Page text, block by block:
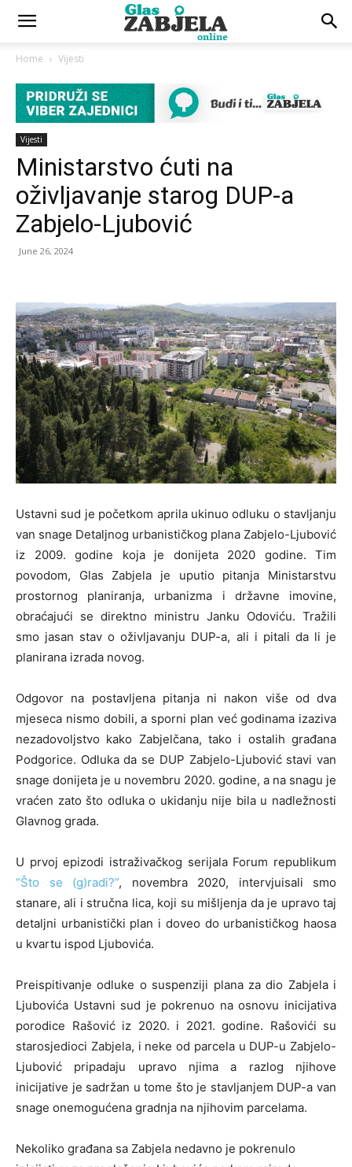
Home Vijesti
Vijesti
Ministarstvo ćuti na
oživljavanje starog DUP-a
Zabjelo-Ljubović
June 26, 2024
Ustavni sud je početkom aprila ukinuo odluku o stavljanju
van snage Detaljnog urbanističkog plana Zabjelo-Ljubović
iz 2009. godine koja je donijeta 2020 godine. Tim
povodom, Glas Zabjela je uputio pitanja Ministarstvu
prostornog planiranja, urbanizma i državne imovine,
obraćajući se direktno ministru Janku Odoviću. Tražili
smo jasan stav o oživljavanju DUP-a, ali i pitali da li je
planirana izrada novog.
Odgovor na postavljena pitanja ni nakon više od dva
mjeseca nismo dobili, a sporni plan već godinama izaziva
nezadovoljstvo kako Zabjelčana, tako i ostalih građana
Podgorice. Odluka da se DUP Zabjelo-Ljubović stavi van
snage donijeta je u novembru 2020. godine, a na snagu je
vraćen zato što odluka o ukidanju nije bila u nadležnosti
Glavnog grada.
U prvoj epizodi istraživačkog serijala Forum republikum
“Što se (g)radi?”, novembra 2020, intervjuisali smo
stanare, ali i stručna lica, koji su mišljenja da je upravo taj
detaljni urbanistički plan i doveo do urbanističkog haosa
u kvartu ispod Ljubovića.
Preispitivanje odluke o suspenziji plana za dio Zabjela i
Ljubovića Ustavni sud je pokrenuo na osnovu inicijativa
porodice Rašović iz 2020. i 2021. godine. Rašovići su
starosjedioci Zabjela, i neke od parcela u DUP-u Zabjelo-
Ljubović pripadaju upravo njima a razlog njihove
inicijative je sadržan u tome što je stavljanjem DUP-a van
snage onemogućena gradnja na njihovim parcelama.
Nekoliko građana sa Zabjela nedavno je pokrenulo